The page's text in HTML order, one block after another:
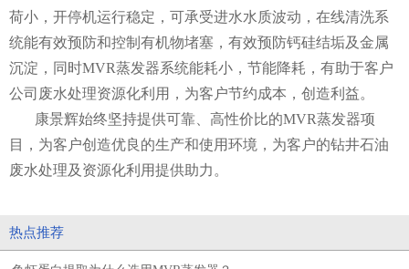
荷小，开停机运行稳定，可承受进水水质波动，在线清洗系
统能有效预防和控制有机物堵塞，有效预防钙硅结垢及金属
沉淀，同时MVR蒸发器系统能耗小，节能降耗，有助于客户
公司废水处理资源化利用，为客户节约成本，创造利益。
康景辉始终坚持提供可靠、高性价比的MVR蒸发器项
目，为客户创造优良的生产和使用环境，为客户的钻井石油
废水处理及资源化利用提供助力。
热点推荐